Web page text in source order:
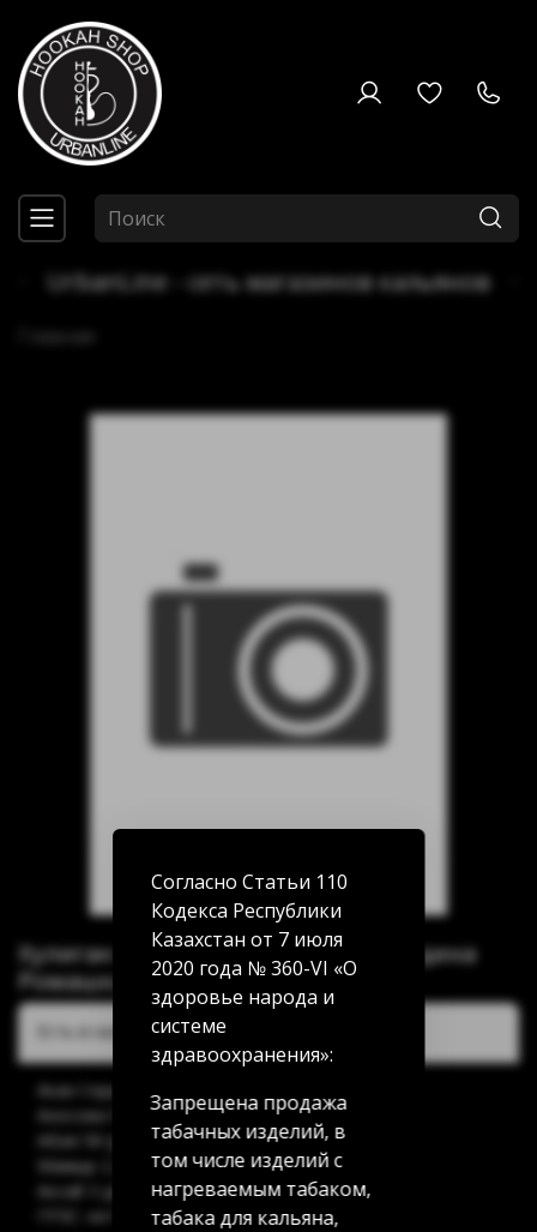
UrbanLine - сеть магазинов кальянов
Хулиган ХАРД Love (Черная смородина
Ромашка) 25г
Есть в наличии:
Акан Серы 20/5: 4 шт
Аносова 91: 10 шт
Абая 58 (уг Манаса): нет в наличии
Мамыр 2 дом 3: 12 шт
Аксай 3 дом 7: 10 шт
ГРЭС: нет в наличии
Согласно Статьи 110
Кодекса Республики
Казахстан от 7 июля
2020 года № 360-VI «О
здоровье народа и
системе
здравоохранения»:
Запрещена продажа
табачных изделий, в
том числе изделий с
нагреваемым табаком,
табака для кальяна,